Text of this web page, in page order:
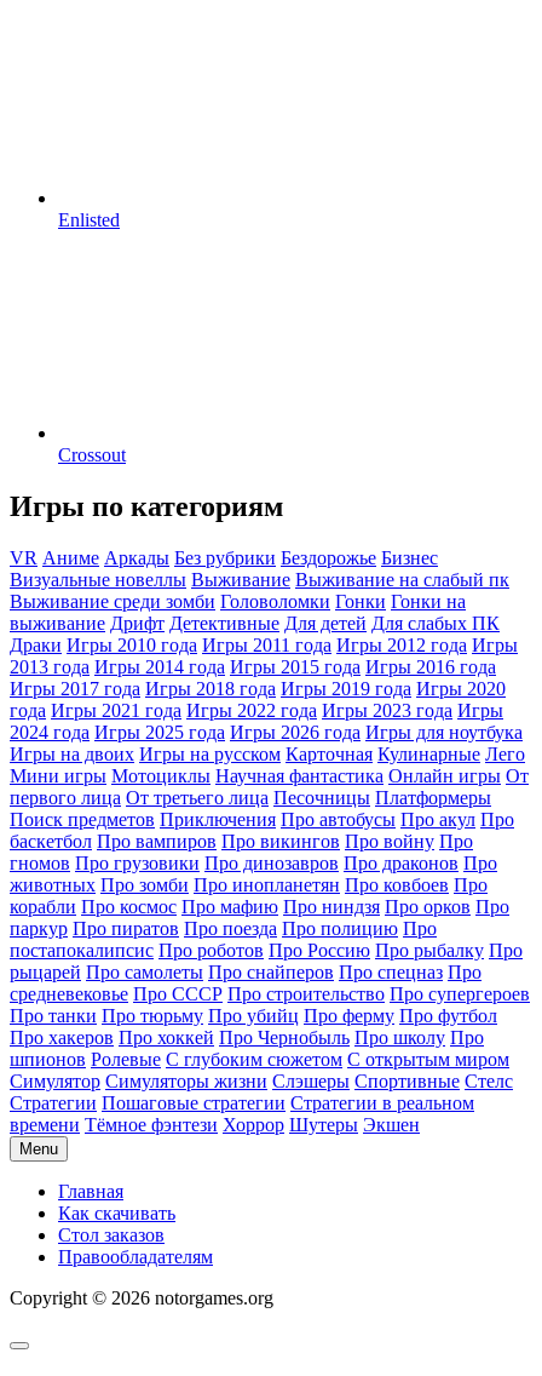
Enlisted
Crossout
Игры по категориям
VR Аниме Аркады Без рубрики Бездорожье Бизнес
Визуальные новеллы Выживание Выживание на слабый пк
Выживание среди зомби Головоломки Гонки Гонки на
выживание Дрифт Детективные Для детей Для слабых ПК
Драки Игры 2010 года Игры 2011 года Игры 2012 года Игры
2013 года Игры 2014 года Игры 2015 года Игры 2016 года
Игры 2017 года Игры 2018 года Игры 2019 года Игры 2020
года Игры 2021 года Игры 2022 года Игры 2023 года Игры
2024 года Игры 2025 года Игры 2026 года Игры для ноутбука
Игры на двоих Игры на русском Карточная Кулинарные Лего
Мини игры Мотоциклы Научная фантастика Онлайн игры От
первого лица От третьего лица Песочницы Платформеры
Поиск предметов Приключения Про автобусы Про акул Про
баскетбол Про вампиров Про викингов Про войну Про
гномов Про грузовики Про динозавров Про драконов Про
животных Про зомби Про инопланетян Про ковбоев Про
корабли Про космос Про мафию Про ниндзя Про орков Про
паркур Про пиратов Про поезда Про полицию Про
постапокалипсис Про роботов Про Россию Про рыбалку Про
рыцарей Про самолеты Про снайперов Про спецназ Про
средневековье Про СССР Про строительство Про супергероев
Про танки Про тюрьму Про убийц Про ферму Про футбол
Про хакеров Про хоккей Про Чернобыль Про школу Про
шпионов Ролевые С глубоким сюжетом С открытым миром
Симулятор Симуляторы жизни Слэшеры Спортивные Стелс
Стратегии Пошаговые стратегии Стратегии в реальном
времени Тёмное фэнтези Хоррор Шутеры Экшен
Menu
Главная
Как скачивать
Стол заказов
Правообладателям
Copyright © 2026 notorgames.org
Scroll